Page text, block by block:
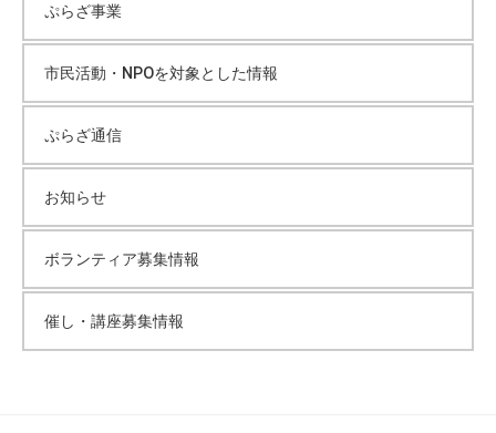
ぷらざ事業
市民活動・NPOを対象とした情報
ぷらざ通信
お知らせ
ボランティア募集情報
催し・講座募集情報